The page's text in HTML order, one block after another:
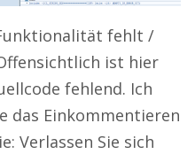
fehlt /
ist hier
fehlend. Ich
das Einkommentieren
Verlassen Sie sich